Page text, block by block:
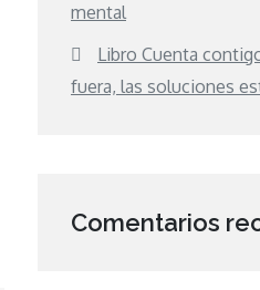
mental
Libro Cuenta
fuera, las soluciones
Comentarios